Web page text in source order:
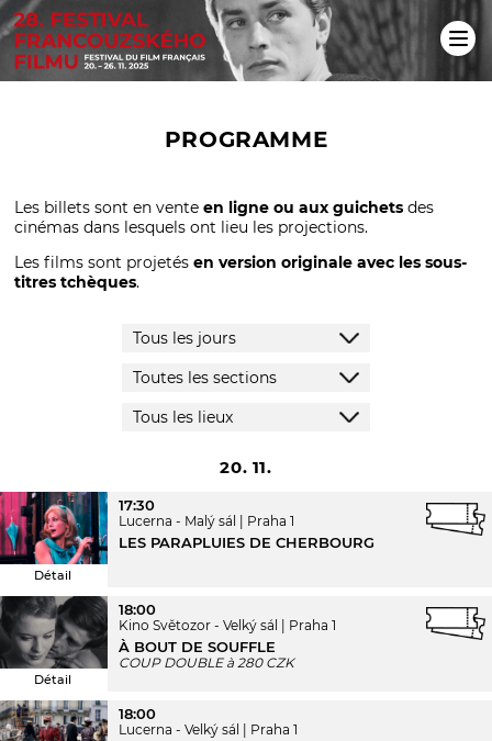
PROGRAMME
Les billets sont en vente en ligne ou aux guichets des
cinémas dans lesquels ont lieu les projections.
Les films sont projetés en version originale avec les sous-
titres tchèques.
20. 11.
Détail
17:30
Lucerna - Malý sál Praha 1
LES PARAPLUIES DE CHERBOURG
Détail
18:00
Kino Světozor - Velký sál Praha 1
À BOUT DE SOUFFLE
COUP DOUBLE à 280 CZK
18:00
Lucerna - Velký sál Praha 1